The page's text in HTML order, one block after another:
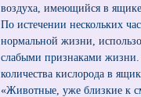
воздуха, имеющийся в
По истечении нескольких
нормальной жизни,
слабыми признаками жизни.
количества кислорода в
«Животные, уже близкие к